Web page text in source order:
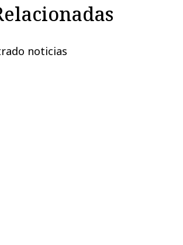
noticias